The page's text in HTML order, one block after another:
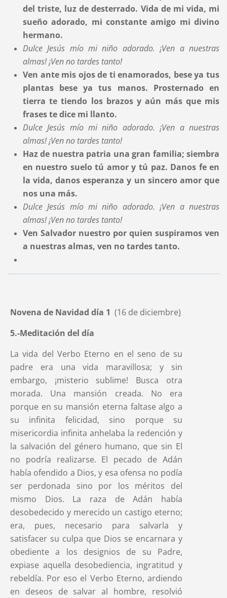
del triste, luz de desterrado. Vida de mi vida, mi
sueño adorado, mi constante amigo mi divino
hermano.
Dulce Jesús mío mi niño adorado. ¡Ven a nuestras
almas!¡Ven no tardes tanto!
Ven ante mis ojos de ti enamorados, bese ya tus
plantas bese ya tus manos. Prosternado en
tierra te tiendo los brazos y aún más que mis
frases te dice mi llanto.
Dulce Jesús mío mi niño adorado. ¡Ven a nuestras
almas!¡Ven no tardes tanto!
Haz de nuestra patria una gran familia; siembra
en nuestro suelo tú amor y tú paz. Danos fe en
la vida, danos esperanza y un sincero amor que
nos una más.
Dulce Jesús mío mi niño adorado. ¡Ven a nuestras
almas! ¡Ven no tardes tanto!
Ven Salvador nuestro por quien suspiramos ven
a nuestras almas, ven no tardes tanto.
Novena de Navidad día 1 (16 de diciembre)
5.-Meditación del día
La vida del Verbo Eterno en el seno de su
padre era una vida maravillosa; y sin
embargo, ¡misterio sublime! Busca otra
morada. Una mansión creada. No era
porque en su mansión eterna faltase algo a
su infinita felicidad, sino porque su
misericordia infinita anhelaba la redención y
la salvación del género humano, que sin El
no podría realizarse. El pecado de Adán
había ofendido a Dios, y esa ofensa no podía
ser perdonada sino por los méritos del
mismo Dios. La raza de Adán había
desobedecido y merecido un castigo eterno;
era, pues, necesario para salvarla y
satisfacer su culpa que Dios se encarnara y
obediente a los designios de su Padre,
expiase aquella desobediencia, ingratitud y
rebeldía. Por eso el Verbo Eterno, ardiendo
en deseos de salvar al hombre, resolvió